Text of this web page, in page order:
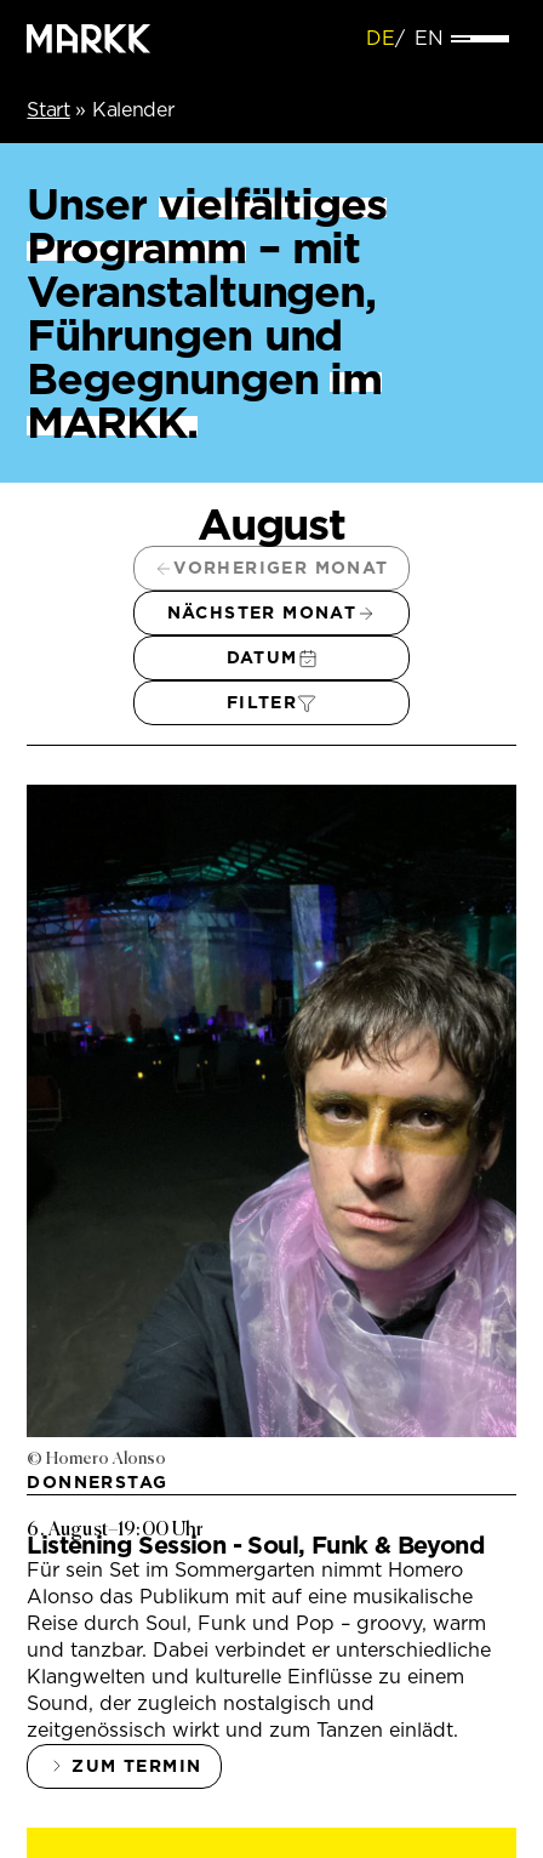
DE EN
Start» Kalender
Unser vielfältiges
Programm– mit
Veranstaltungen,
Führungen und
Begegnungenim
MARKK.
August
VORHERIGER MONAT
NÄCHSTER MONAT
DATUM
FILTER
© Homero Alonso
DONNERSTAG
6. August–19:00 Uhr
Listening Session - Soul, Funk & Beyond
Für sein Set im Sommergarten nimmt Homero
Alonso das Publikum mit auf eine musikalische
Reise durch Soul, Funk und Pop – groovy, warm
und tanzbar. Dabei verbindet er unterschiedliche
Klangwelten und kulturelle Einflüsse zu einem
Sound, der zugleich nostalgisch und
zeitgenössisch wirkt und zum Tanzen einlädt.
ZUM TERMIN